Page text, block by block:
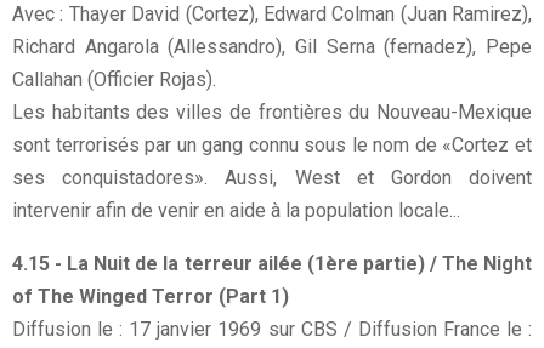
Avec : Thayer David (Cortez), Edward Colman (Juan Ramirez),
Richard Angarola (Allessandro), Gil Serna (fernadez), Pepe
Callahan (Officier Rojas).
Les habitants des villes de frontières du Nouveau-Mexique
sont terrorisés par un gang connu sous le nom de «Cortez et
ses conquistadores». Aussi, West et Gordon doivent
intervenir afin de venir en aide à la population locale...
4.15 - La Nuit de la terreur ailée (1ère partie) / The Night
of The Winged Terror (Part 1)
Diffusion le : 17 janvier 1969 sur CBS / Diffusion France le :